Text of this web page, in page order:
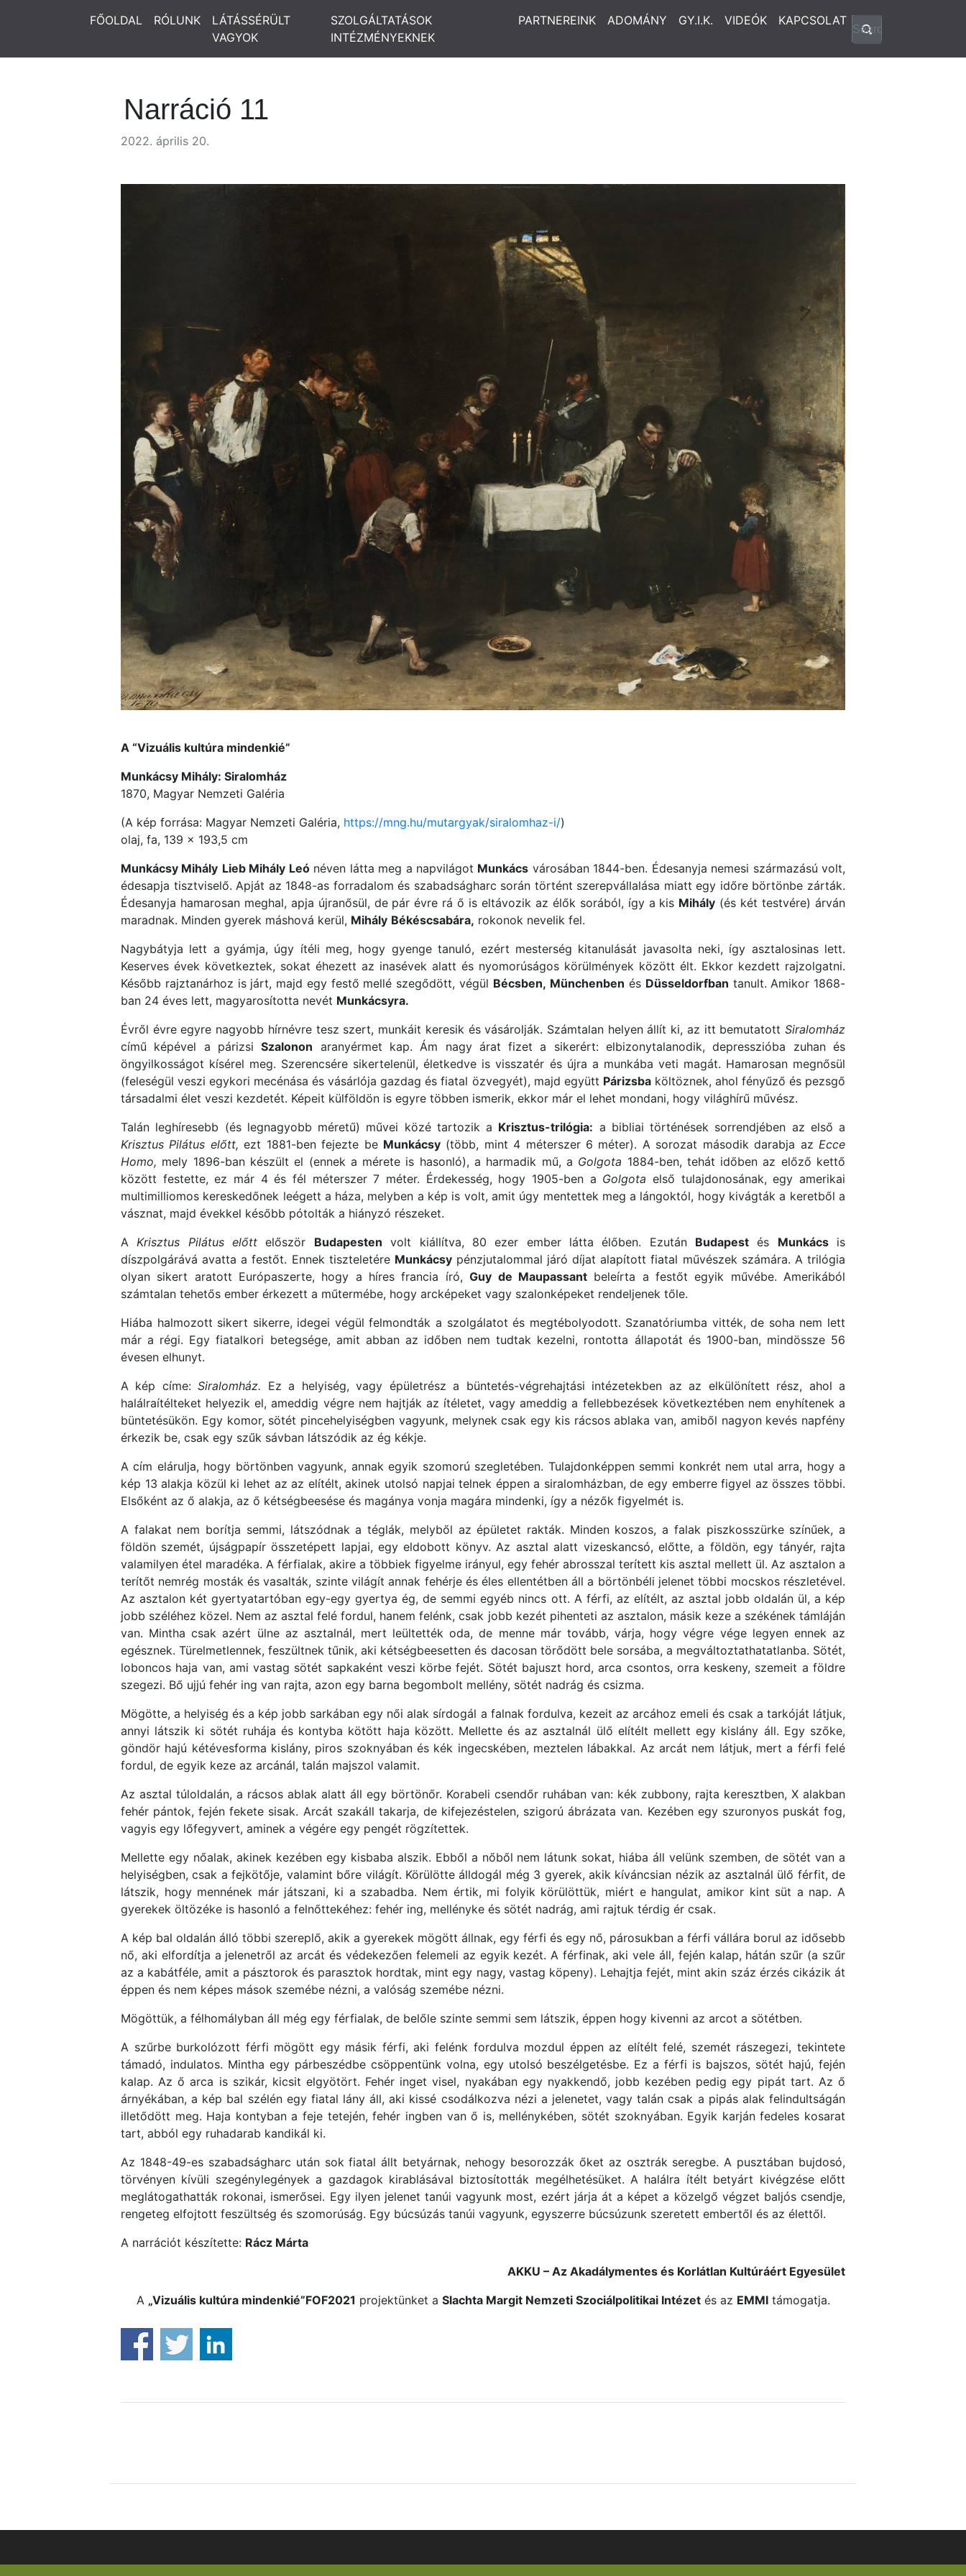
FŐOLDAL RÓLUNK
LÁTÁSSÉRÜLT
VAGYOK
SZOLGÁLTATÁSOK
INTÉZMÉNYEKNEK
PARTNEREINK ADOMÁNY GY.I.K. VIDEÓK KAPCSOLAT
Narráció 11
2022. április 20.
A “Vizuális kultúra mindenkié”
Munkácsy Mihály: Siralomház
1870, Magyar Nemzeti Galéria
(A kép forrása: Magyar Nemzeti Galéria, https://mng.hu/mutargyak/siralomhaz-i/)
olaj, fa, 139 × 193,5 cm
Munkácsy Mihály Lieb Mihály Leónéven látta meg a napvilágot Munkács városában 1844-ben. Édesanyja nemesi származású volt,
édesapja tisztviselő. Apját az 1848-as forradalom és szabadságharc során történt szerepvállalása miatt egy időre börtönbe zárták.
Édesanyja hamarosan meghal, apja újranősül, de pár évre rá ő is eltávozik az élők sorából, így a kis Mihály (és két testvére) árván
maradnak. Minden gyerek máshová kerül, Mihály Békéscsabára, rokonok nevelik fel.
Nagybátyja lett a gyámja, úgy ítéli meg, hogy gyenge tanuló, ezért mesterség kitanulását javasolta neki, így asztalosinas lett.
Keserves évek következtek, sokat éhezett az inasévek alatt és nyomorúságos körülmények között élt. Ekkor kezdett rajzolgatni.
Később rajztanárhoz is járt, majd egy festő mellé szegődött, végül Bécsben, Münchenben és Düsseldorfban tanult. Amikor 1868-
ban 24 éves lett, magyarosította nevét Munkácsyra.
Évről évre egyre nagyobb hírnévre tesz szert, munkáit keresik és vásárolják. Számtalan helyen állít ki, az itt bemutatott Siralomház
című képével a párizsiSzalonon aranyérmet kap. Ám nagy árat fizet a sikerért: elbizonytalanodik, depresszióba zuhan és
öngyilkosságot kísérel meg. Szerencsére sikertelenül, életkedve is visszatér és újra a munkába veti magát. Hamarosan megnősül
(feleségül veszi egykori mecénása és vásárlója gazdag és fiatal özvegyét), majd együtt Párizsbaköltöznek, ahol fényűző és pezsgő
társadalmi élet veszi kezdetét. Képeit külföldön is egyre többen ismerik, ekkor már el lehet mondani, hogy világhírű művész.
Talán leghíresebb (és legnagyobb méretű) művei közé tartozik a Krisztus-trilógia: a bibliai történések sorrendjében az első a
Krisztus Pilátus előtt, ezt 1881-ben fejezte be Munkácsy(több, mint 4 méterszer 6 méter). A sorozat második darabja azEcce
Homo, mely 1896-ban készült el (ennek a mérete is hasonló), a harmadik mű, a Golgota 1884-ben, tehát időben az előző kettő
között festette, ez már 4 és fél méterszer 7 méter. Érdekesség, hogy 1905-ben a Golgota első tulajdonosának, egy amerikai
multimilliomos kereskedőnek leégett a háza, melyben a kép is volt, amit úgy mentettek meg a lángoktól, hogy kivágták a keretből a
vásznat, majd évekkel később pótolták a hiányzó részeket.
AKrisztus Pilátus előtt először Budapesten volt kiállítva, 80 ezer ember látta élőben. Ezután Budapestés Munkácsis
díszpolgárává avatta a festőt. Ennek tiszteletére Munkácsypénzjutalommal járó díjat alapított fiatal művészek számára. A trilógia
olyan sikert aratott Európaszerte, hogy a híres francia író,Guy de Maupassantbeleírta a festőt egyik művébe. Amerikából
számtalan tehetős ember érkezett a műtermébe, hogy arcképeket vagy szalonképeket rendeljenek tőle.
Hiába halmozott sikert sikerre, idegei végül felmondták a szolgálatot és megtébolyodott. Szanatóriumba vitték, de soha nem lett
már a régi. Egy fiatalkori betegsége, amit abban az időben nem tudtak kezelni, rontotta állapotát és 1900-ban, mindössze 56
évesen elhunyt.
A kép címe:Siralomház. Ez a helyiség, vagy épületrész a büntetés-végrehajtási intézetekben az az elkülönített rész, ahol a
halálraítélteket helyezik el, ameddig végre nem hajtják az ítéletet, vagy ameddig a fellebbezések következtében nem enyhítenek a
büntetésükön. Egy komor, sötét pincehelyiségben vagyunk, melynek csak egy kis rácsos ablaka van, amiből nagyon kevés napfény
érkezik be, csak egy szűk sávban látszódik az ég kékje.
A cím elárulja, hogy börtönben vagyunk, annak egyik szomorú szegletében. Tulajdonképpen semmi konkrét nem utal arra, hogy a
kép 13 alakja közül ki lehet az az elítélt, akinek utolsó napjai telnek éppen a siralomházban, de egy emberre figyel az összes többi.
Elsőként az ő alakja, az ő kétségbeesése és magánya vonja magára mindenki, így a nézők figyelmét is.
A falakat nem borítja semmi, látszódnak a téglák, melyből az épületet rakták. Minden koszos, a falak piszkosszürke színűek, a
földön szemét, újságpapír összetépett lapjai, egy eldobott könyv. Az asztal alatt vizeskancsó, előtte, a földön, egy tányér, rajta
valamilyen étel maradéka. A férfialak, akire a többiek figyelme irányul, egy fehér abrosszal terített kis asztal mellett ül. Az asztalon a
terítőt nemrég mosták és vasalták, szinte világít annak fehérje és éles ellentétben áll a börtönbéli jelenet többi mocskos részletével.
Az asztalon két gyertyatartóban egy-egy gyertya ég, de semmi egyéb nincs ott. A férfi, az elítélt, az asztal jobb oldalán ül, a kép
jobb széléhez közel. Nem az asztal felé fordul, hanem felénk, csak jobb kezét pihenteti az asztalon, másik keze a székének támláján
van. Mintha csak azért ülne az asztalnál, mert leültették oda, de menne már tovább, várja, hogy végre vége legyen ennek az
egésznek. Türelmetlennek, feszültnek tűnik, aki kétségbeesetten és dacosan törődött bele sorsába, a megváltoztathatatlanba. Sötét,
loboncos haja van, ami vastag sötét sapkaként veszi körbe fejét. Sötét bajuszt hord, arca csontos, orra keskeny, szemeit a földre
szegezi. Bő ujjú fehér ing van rajta, azon egy barna begombolt mellény, sötét nadrág és csizma.
Mögötte, a helyiség és a kép jobb sarkában egy női alak sírdogál a falnak fordulva, kezeit az arcához emeli és csak a tarkóját látjuk,
annyi látszik ki sötét ruhája és kontyba kötött haja között. Mellette és az asztalnál ülő elítélt mellett egy kislány áll. Egy szőke,
göndör hajú kétévesforma kislány, piros szoknyában és kék ingecskében, meztelen lábakkal. Az arcát nem látjuk, mert a férfi felé
fordul, de egyik keze az arcánál, talán majszol valamit.
Az asztal túloldalán, a rácsos ablak alatt áll egy börtönőr. Korabeli csendőr ruhában van: kék zubbony, rajta keresztben, X alakban
fehér pántok, fején fekete sisak. Arcát szakáll takarja, de kifejezéstelen, szigorú ábrázata van. Kezében egy szuronyos puskát fog,
vagyis egy lőfegyvert, aminek a végére egy pengét rögzítettek.
Mellette egy nőalak, akinek kezében egy kisbaba alszik. Ebből a nőből nem látunk sokat, hiába áll velünk szemben, de sötét van a
helyiségben, csak a fejkötője, valamint bőre világít. Körülötte álldogál még 3 gyerek, akik kíváncsian nézik az asztalnál ülő férfit, de
látszik, hogy mennének már játszani, ki a szabadba. Nem értik, mi folyik körülöttük, miért e hangulat, amikor kint süt a nap. A
gyerekek öltözéke is hasonló a felnőttekéhez: fehér ing, mellényke és sötét nadrág, ami rajtuk térdig ér csak.
A kép bal oldalán álló többi szereplő, akik a gyerekek mögött állnak, egy férfi és egy nő, párosukban a férfi vállára borul az idősebb
nő, aki elfordítja a jelenetről az arcát és védekezően felemeli az egyik kezét. A férfinak, aki vele áll, fején kalap, hátán szűr (a szűr
az a kabátféle, amit a pásztorok és parasztok hordtak, mint egy nagy, vastag köpeny). Lehajtja fejét, mint akin száz érzés cikázik át
éppen és nem képes mások szemébe nézni, a valóság szemébe nézni.
Mögöttük, a félhomályban áll még egy férfialak, de belőle szinte semmi sem látszik, éppen hogy kivenni az arcot a sötétben.
A szűrbe burkolózott férfi mögött egy másik férfi, aki felénk fordulva mozdul éppen az elítélt felé, szemét rászegezi, tekintete
támadó, indulatos. Mintha egy párbeszédbe csöppentünk volna, egy utolsó beszélgetésbe. Ez a férfi is bajszos, sötét hajú, fején
kalap. Az ő arca is szikár, kicsit elgyötört. Fehér inget visel, nyakában egy nyakkendő, jobb kezében pedig egy pipát tart. Az ő
árnyékában, a kép bal szélén egy fiatal lány áll, aki kissé csodálkozva nézi a jelenetet, vagy talán csak a pipás alak felindultságán
illetődött meg. Haja kontyban a feje tetején, fehér ingben van ő is, mellénykében, sötét szoknyában. Egyik karján fedeles kosarat
tart, abból egy ruhadarab kandikál ki.
Az 1848-49-es szabadságharc után sok fiatal állt betyárnak, nehogy besorozzák őket az osztrák seregbe. A pusztában bujdosó,
törvényen kívüli szegénylegények a gazdagok kirablásával biztosították megélhetésüket. A halálra ítélt betyárt kivégzése előtt
meglátogathatták rokonai, ismerősei. Egy ilyen jelenet tanúi vagyunk most, ezért járja át a képet a közelgő végzet baljós csendje,
rengeteg elfojtott feszültség és szomorúság. Egy búcsúzás tanúi vagyunk, egyszerre búcsúzunk szeretett embertől és az élettől.
A narrációt készítette: Rácz Márta
AKKU – Az Akadálymentes és Korlátlan Kultúráért Egyesület
A „Vizuális kultúra mindenkié”FOF2021 projektünket a Slachta Margit Nemzeti Szociálpolitikai Intézetés az EMMItámogatja.